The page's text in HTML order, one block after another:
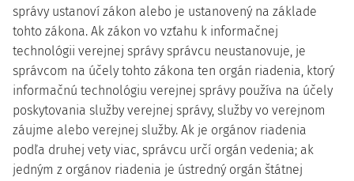
správy ustanoví zákon alebo je ustanovený na základe
tohto zákona. Ak zákon vo vzťahu k informačnej
technológii verejnej správy správcu neustanovuje, je
správcom na účely tohto zákona ten orgán riadenia, ktorý
informačnú technológiu verejnej správy používa na účely
poskytovania služby verejnej správy, služby vo verejnom
záujme alebo verejnej služby. Ak je orgánov riadenia
podľa druhej vety viac, správcu určí orgán vedenia; ak
jedným z orgánov riadenia je ústredný orgán štátnej